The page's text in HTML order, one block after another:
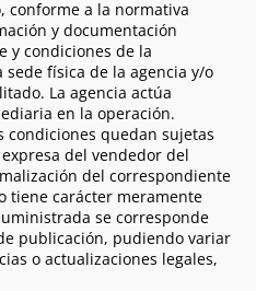
conforme a la normativa
y documentación
y condiciones de la
física de la agencia y/o
La agencia actúa
en la operación.
condiciones quedan sujetas
del vendedor del
del correspondiente
tiene carácter meramente
se corresponde
publicación, pudiendo variar
o actualizaciones legales,